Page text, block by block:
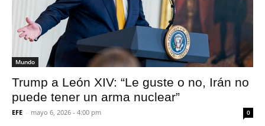
Mundo
Trump a León XIV: “Le guste o no, Irán no
puede tener un arma nuclear”
EFE - mayo 6, 2026 - 4:00 pm 0